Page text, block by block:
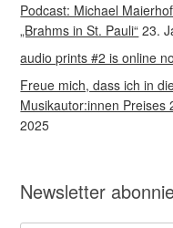
Podcast: Michael Maierhof
„Brahms in St. Pauli“ 23.
audio prints #2 is online
Freue mich, dass ich in
Musikautor:innen Preises
2025
Newsletter